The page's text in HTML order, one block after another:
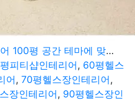
광진구 군자동 헬스장인테리어 100평 공간 테마에 맞는 디자인으로
피티샵인테리어, 60평헬스
어, 70평헬스장인테리어,
장인테리어, 90평헬스장인